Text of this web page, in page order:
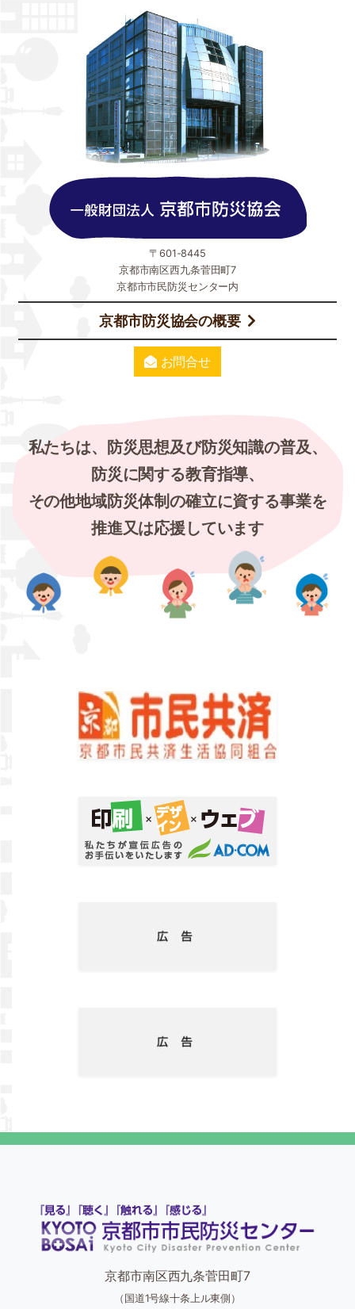
〒601-8445
京都市南区西九条菅田町7
京都市市民防災センター内
京都市防災協会の概要
お問合せ
私たちは、防災思想及び防災知識の普及、
防災に関する教育指導、
その他地域防災体制の確立に資する事業を
推進又は応援しています
京都市南区西九条菅田町7
（国道1号線十条上ル東側）